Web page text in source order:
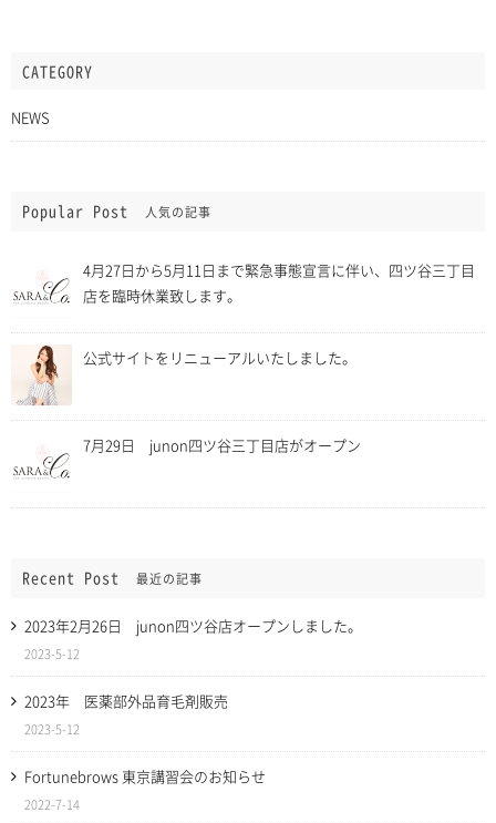
CATEGORY
NEWS
Popular Post 人気の記事
4月27日から5月11日まで緊急事態宣言に伴い、四ツ谷三丁目
店を臨時休業致します。
公式サイトをリニューアルいたしました。
7月29日 junon四ツ谷三丁目店がオープン
Recent Post 最近の記事
2023年2月26日 junon四ツ谷店オープンしました。
2023-5-12
2023年 医薬部外品育毛剤販売
2023-5-12
Fortunebrows 東京講習会のお知らせ
2022-7-14